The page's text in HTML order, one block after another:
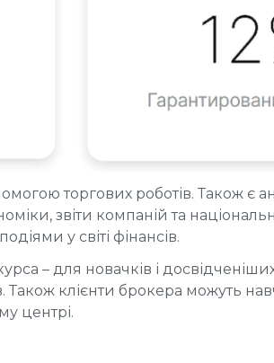
торгових роботів. Також є
звіти компаній та
у світі фінансів.
– для новачків і
клієнти брокера можуть
центрі.